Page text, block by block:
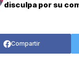
disculpa por su
Compartir